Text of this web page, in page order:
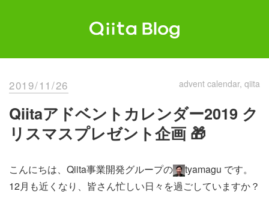
2019/11/26 advent calendar qiita
Qiitaアドベントカレンダー2019 ク
リスマスプレゼント企画 🎁
こんにちは、Qiita事業開発グループの
tyamagu です。
12月も近くなり、皆さん忙しい日々を過ごしていますか？